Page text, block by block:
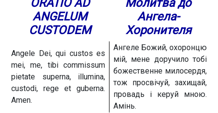
ORATIO AD
ANGELUM
CUSTODEM
Молитва до
Ангела-
Хоронителя
Angele Dei, qui custos es
mei, me, tibi commissum
pietate superna, illumina,
custodi, rege et guberna.
Amen.
Ангеле Божий, охоронцю
мій, мене доручило тобі
божественне милосердя,
тож просвічуй, захищай,
провадь і керуй мною.
Амінь.